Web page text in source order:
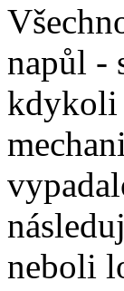
napůl -
kdykoli
neboli